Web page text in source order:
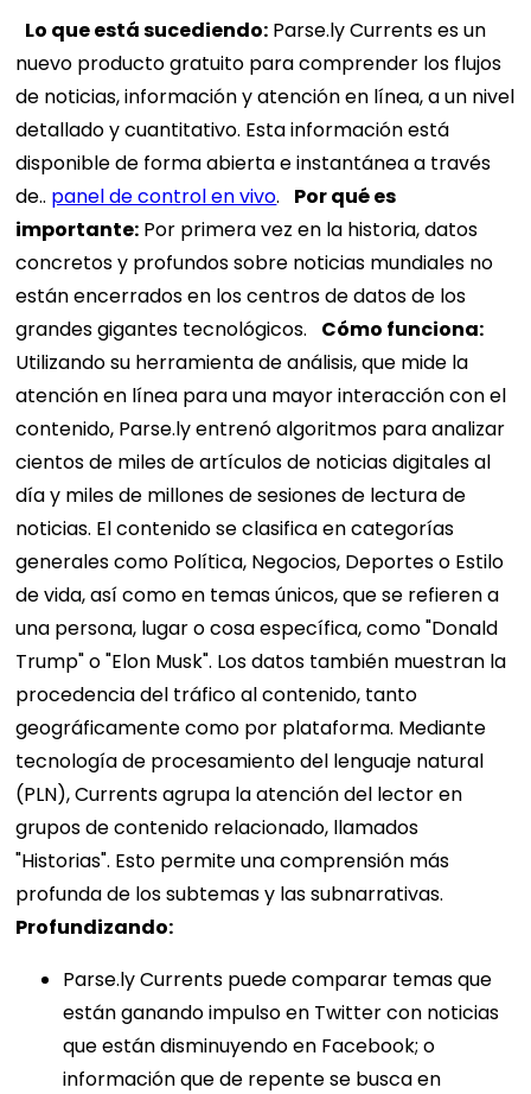
Lo que está sucediendo: Parse.ly Currents es un
nuevo producto gratuito para comprender los flujos
de noticias, información y atención en línea, a un nivel
detallado y cuantitativo. Esta información está
disponible de forma abierta e instantánea a través
de.. panel de control en vivo. Por qué es
importante: Por primera vez en la historia, datos
concretos y profundos sobre noticias mundiales no
están encerrados en los centros de datos de los
grandes gigantes tecnológicos. Cómo funciona:
Utilizando su herramienta de análisis, que mide la
atención en línea para una mayor interacción con el
contenido, Parse.ly entrenó algoritmos para analizar
cientos de miles de artículos de noticias digitales al
día y miles de millones de sesiones de lectura de
noticias. El contenido se clasifica en categorías
generales como Política, Negocios, Deportes o Estilo
de vida, así como en temas únicos, que se refieren a
una persona, lugar o cosa específica, como "Donald
Trump" o "Elon Musk". Los datos también muestran la
procedencia del tráfico al contenido, tanto
geográficamente como por plataforma. Mediante
tecnología de procesamiento del lenguaje natural
(PLN), Currents agrupa la atención del lector en
grupos de contenido relacionado, llamados
"Historias". Esto permite una comprensión más
profunda de los subtemas y las subnarrativas.
Profundizando:
Parse.ly Currents puede comparar temas que
están ganando impulso en Twitter con noticias
que están disminuyendo en Facebook; o
información que de repente se busca en